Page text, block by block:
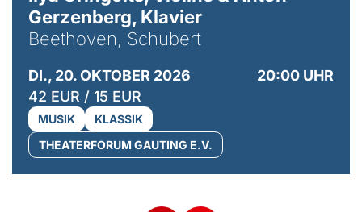
Gerzenberg, Klavier
Beethoven, Schubert
DI., 20. OKTOBER 2026
20:00 UHR
42 EUR / 15 EUR
MUSIK
KLASSIK
THEATERFORUM GAUTING E.V.